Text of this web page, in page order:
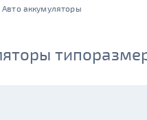
Авто аккумуляторы